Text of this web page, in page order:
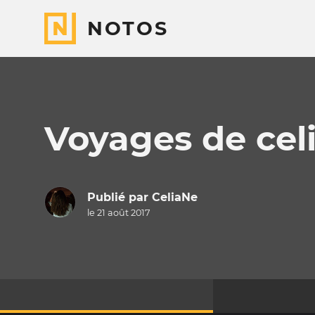
NOTOS
Voyages de
Publié par CeliaNe
le 21 août 2017